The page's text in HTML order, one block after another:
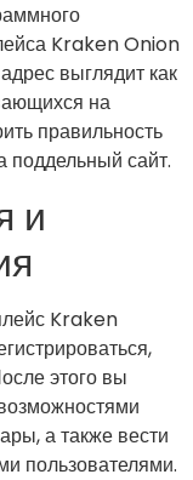
Kraken Onion
выглядит как
на
правильность
поддельный сайт.
и
Kraken
этого вы
а также вести
пользователями.